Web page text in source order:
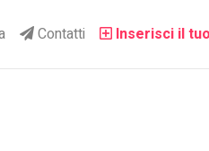
Contatti Inserisci il